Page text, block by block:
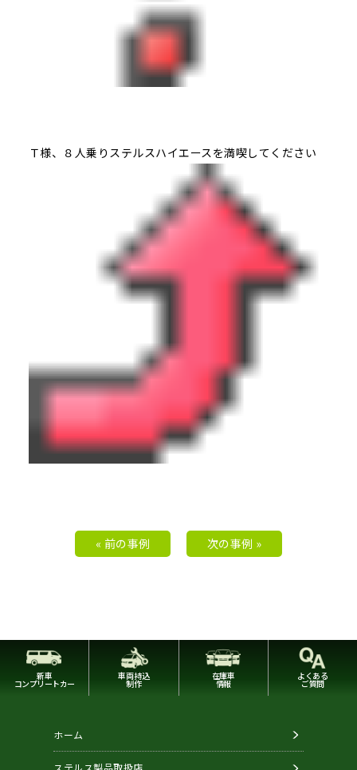
Ｔ様、８人乗りステルスハイエースを満喫してください
« 前の事例 次の事例 »
新車
コンプリートカー
車両持込
制作
在庫車
情報
よくある
ご質問
ホーム